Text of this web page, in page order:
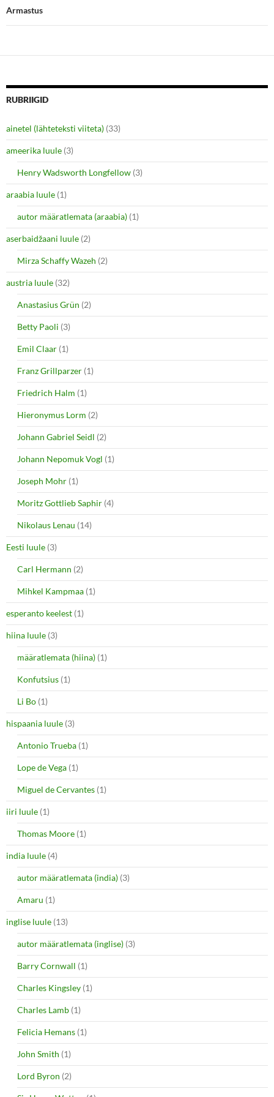
w
n
)
i
w
Armastus
RUBRIIGID
ainetel (lähteteksti viiteta) (33)
ameerika luule (3)
Henry Wadsworth Longfellow (3)
araabia luule (1)
autor määratlemata (araabia) (1)
aserbaidžaani luule (2)
Mirza Schaffy Wazeh (2)
austria luule (32)
Anastasius Grün (2)
Betty Paoli (3)
Emil Claar (1)
Franz Grillparzer (1)
Friedrich Halm (1)
Hieronymus Lorm (2)
Johann Gabriel Seidl (2)
Johann Nepomuk Vogl (1)
Joseph Mohr (1)
Moritz Gottlieb Saphir (4)
Nikolaus Lenau (14)
Eesti luule (3)
Carl Hermann (2)
Mihkel Kampmaa (1)
esperanto keelest (1)
hiina luule (3)
määratlemata (hiina) (1)
Konfutsius (1)
Li Bo (1)
hispaania luule (3)
Antonio Trueba (1)
Lope de Vega (1)
Miguel de Cervantes (1)
iiri luule (1)
Thomas Moore (1)
india luule (4)
autor määratlemata (india) (3)
Amaru (1)
inglise luule (13)
autor määratlemata (inglise) (3)
Barry Cornwall (1)
Charles Kingsley (1)
Charles Lamb (1)
Felicia Hemans (1)
John Smith (1)
Lord Byron (2)